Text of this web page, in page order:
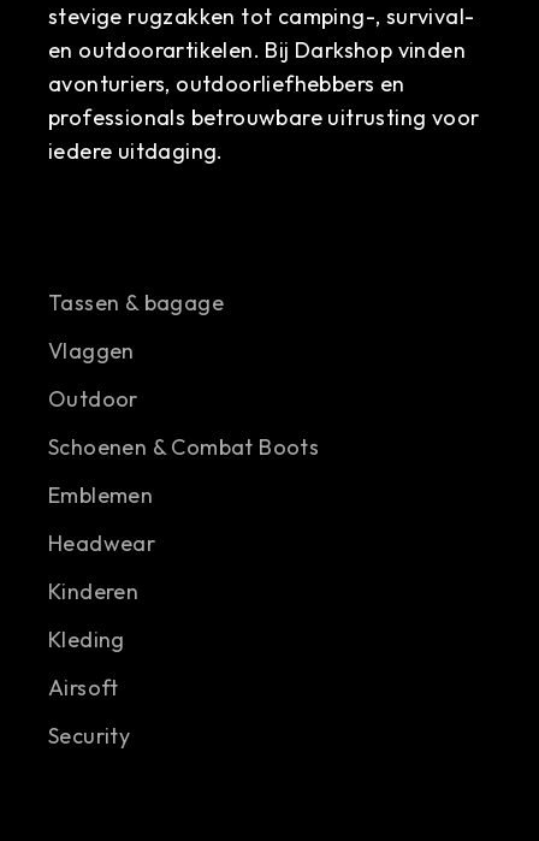
stevige rugzakken tot camping-, survival-
en outdoorartikelen. Bij Darkshop vinden
avonturiers, outdoorliefhebbers en
professionals betrouwbare uitrusting voor
iedere uitdaging.
Tassen & bagage
Vlaggen
Outdoor
Schoenen & Combat Boots
Emblemen
Headwear
Kinderen
Kleding
Airsoft
Security